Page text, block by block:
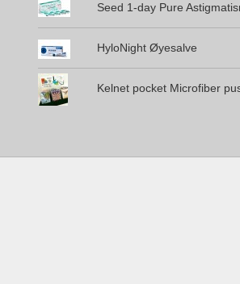
Seed 1-day Pure
HyloNight Øyesalve
Kelnet pocket Microfiber